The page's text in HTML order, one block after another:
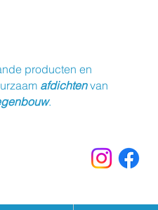
producten en
afdichtenvan
.